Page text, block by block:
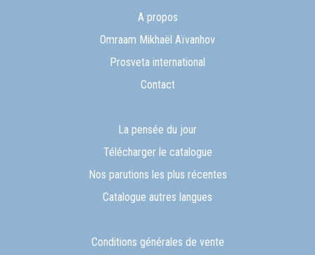
A propos
Omraam Mikhaël Aïvanhov
Prosveta international
Contact
La pensée du jour
Télécharger le catalogue
Nos parutions les plus récentes
Catalogue autres langues
Conditions générales de vente